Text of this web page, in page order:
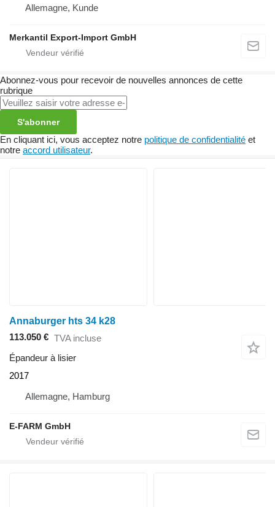
Allemagne, Kunde
Merkantil Export-Import GmbH
Abonnez-vous pour recevoir de nouvelles annonces de cette
rubrique
S'abonner
En cliquant ici, vous acceptez notre politique de confidentialité et
notre accord utilisateur.
Annaburger hts 34 k28
113.050 € TVA incluse
Épandeur à lisier
2017
Allemagne, Hamburg
E-FARM GmbH